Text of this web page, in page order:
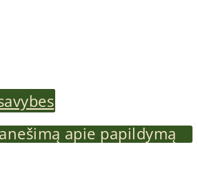
product
apie papildymą